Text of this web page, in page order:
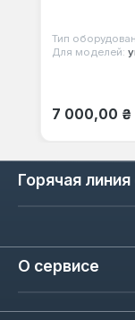
Тип
Для моделей:
Обычная
7 000,00 ₴
Горячая
О сервисе